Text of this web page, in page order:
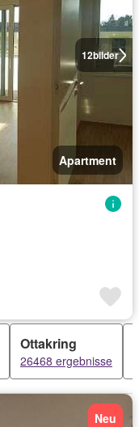
12bilder
Apartment
Ottakring
26468 ergebnisse
Neu